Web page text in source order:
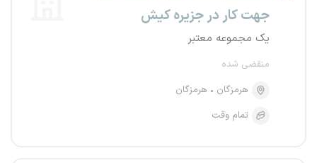
جهت کار در جزیره کیش
یک مجموعه معتبر
منقضی شده
هرمزگان
هرمزگان
تمام وقت